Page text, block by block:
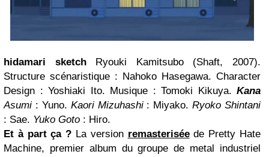
hidamari sketchRyouki Kamitsubo (Shaft, 2007).
Structure scénaristique : Nahoko Hasegawa. Character
Design : Yoshiaki Ito. Musique : Tomoki Kikuya. Kana
Asumi : Yuno. Kaori Mizuhashi: Miyako.Ryoko Shintani
: Sae. Yuko Goto : Hiro.
Et à part ça ? La version remasteriséede Pretty Hate
Machine, premier album du groupe de metal industriel